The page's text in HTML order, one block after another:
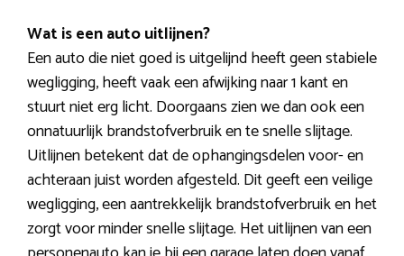
Wat is een auto uitlijnen?
Een auto die niet goed is uitgelijnd heeft geen stabiele
wegligging, heeft vaak een afwijking naar 1 kant en
stuurt niet erg licht. Doorgaans zien we dan ook een
onnatuurlijk brandstofverbruik en te snelle slijtage.
Uitlijnen betekent dat de ophangingsdelen voor- en
achteraan juist worden afgesteld. Dit geeft een veilige
wegligging, een aantrekkelijk brandstofverbruik en het
zorgt voor minder snelle slijtage. Het uitlijnen van een